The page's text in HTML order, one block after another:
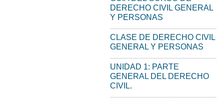
DERECHO CIVIL GENERAL
Y PERSONAS
CLASE DE DERECHO CIVIL
GENERAL Y PERSONAS
UNIDAD 1: PARTE
GENERAL DEL DERECHO
CIVIL.